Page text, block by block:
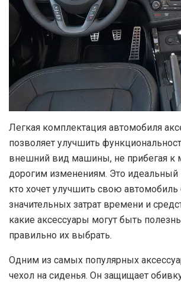
Легкая комплектация автомобиля
позволяет улучшить
внешний вид машины, не прибегая к
дорогим изменениям. Это идеальный
кто хочет улучшить свою автомобиль
значительных затрат времени и
какие аксессуары могут быть
правильно их выбрать.
Одним из самых популярных
чехол на сиденья. Он защищает